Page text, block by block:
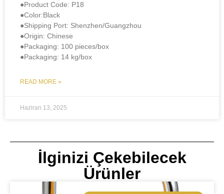
●Product Code: P18
●​​Color:Black
●Shipping Port: Shenzhen/Guangzhou
●​Origin: Chinese
●Packaging: 100 pieces/box
●Packaging: 14 kg/box
READ MORE »
Haziran 13, 2025
İlginizi Çekebilecek
Ürünler